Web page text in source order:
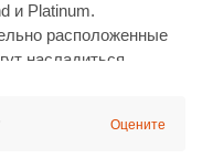
и Platinum.
расположенные
насладиться
Оцените